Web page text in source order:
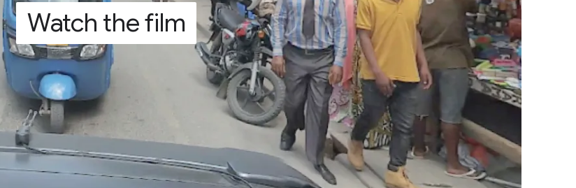
Watch the film